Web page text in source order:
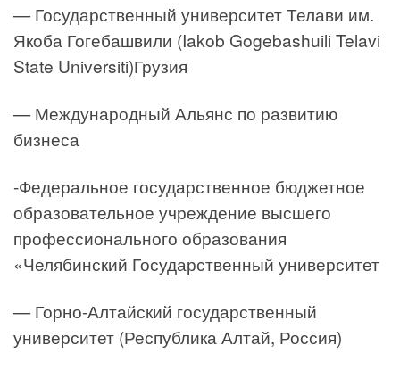
— Государственный университет Телави им.
Якоба Гогебашвили (Iakob Gogebashuili Telavi
State Universiti)Грузия
— Международный Альянс по развитию
бизнеса
-Федеральное государственное бюджетное
образовательное учреждение высшего
профессионального образования
«Челябинский Государственный университет
— Горно-Алтайский государственный
университет (Республика Алтай, Россия)